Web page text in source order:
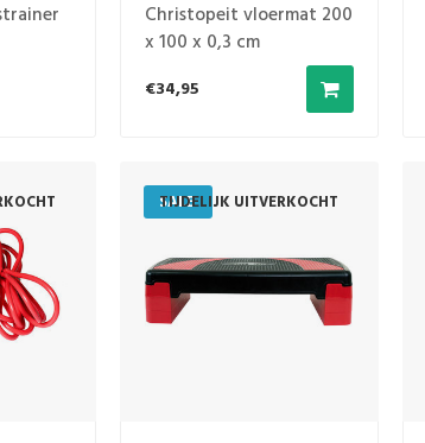
Christopeit vloermat 200
x 100 x 0,3 cm
€34,95
SALE
TIJDELIJK UITVERKOCHT